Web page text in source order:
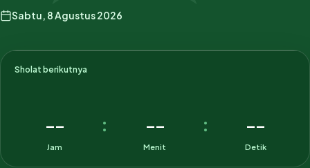
Sabtu, 8 Agustus 2026
Sholat berikutnya
--
Jam
: --
Menit
: --
Detik